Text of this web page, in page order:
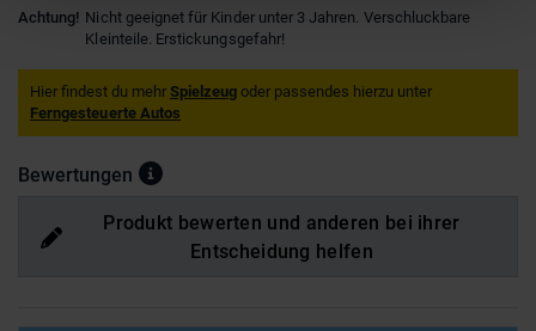
Achtung! Nicht geeignet für Kinder unter 3 Jahren. Verschluckbare
Kleinteile. Erstickungsgefahr!
Hier findest du mehr Spielzeug oder passendes hierzu unter
Ferngesteuerte Autos
Bewertungen
Produkt bewerten und anderen bei ihrer
Entscheidung helfen